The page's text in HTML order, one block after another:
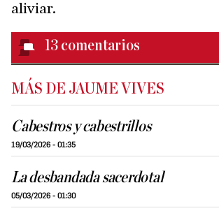
aliviar.
13 comentarios
MÁS DE JAUME VIVES
Cabestros y cabestrillos
19/03/2026 - 01:35
La desbandada sacerdotal
05/03/2026 - 01:30